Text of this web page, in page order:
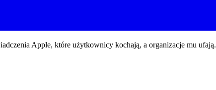
Apple, które użytkownicy kochają, a organizacje mu ufają.